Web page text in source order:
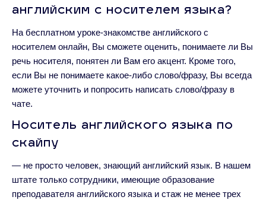
английским с носителем языка?
На бесплатном уроке-знакомстве английского с
носителем онлайн, Вы сможете оценить, понимаете ли Вы
речь носителя, понятен ли Вам его акцент. Кроме того,
если Вы не понимаете какое-либо слово/фразу, Вы всегда
можете уточнить и попросить написать слово/фразу в
чате.
Носитель английского языка по
скайпу
— не просто человек, знающий английский язык. В нашем
штате только сотрудники, имеющие образование
преподавателя английского языка и стаж не менее трех